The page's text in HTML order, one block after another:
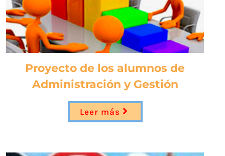
Proyecto de los alumnos de
Administración y Gestión
Leer más